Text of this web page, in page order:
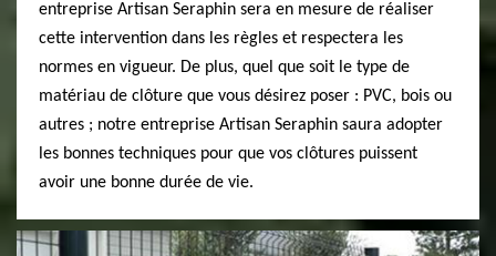
entreprise Artisan Seraphin sera en mesure de réaliser
cette intervention dans les règles et respectera les
normes en vigueur. De plus, quel que soit le type de
matériau de clôture que vous désirez poser : PVC, bois ou
autres ; notre entreprise Artisan Seraphin saura adopter
les bonnes techniques pour que vos clôtures puissent
avoir une bonne durée de vie.